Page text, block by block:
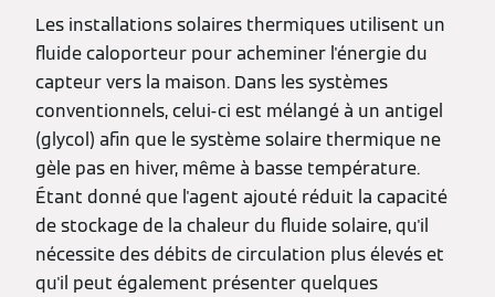
Les installations solaires thermiques utilisent un
fluide caloporteur pour acheminer l'énergie du
capteur vers la maison. Dans les systèmes
conventionnels, celui-ci est mélangé à un antigel
(glycol) afin que le système solaire thermique ne
gèle pas en hiver, même à basse température.
Étant donné que l'agent ajouté réduit la capacité
de stockage de la chaleur du fluide solaire, qu'il
nécessite des débits de circulation plus élevés et
qu'il peut également présenter quelques